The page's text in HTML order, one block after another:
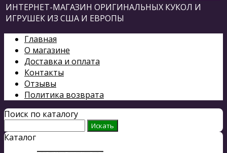
ИНТЕРНЕТ-МАГАЗИН ОРИГИНАЛЬНЫХ КУКОЛ И
ИГРУШЕК ИЗ США И ЕВРОПЫ
Главная
О магазине
Доставка и оплата
Контакты
Отзывы
Политика возврата
Поиск по каталогу
Каталог